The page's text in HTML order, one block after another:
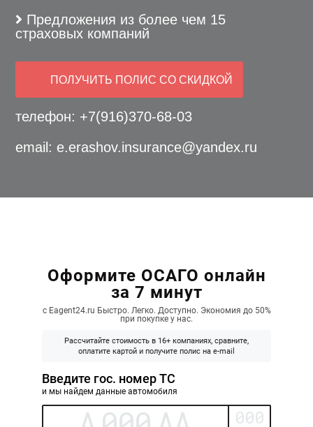
Предложения из более чем 15
страховых компаний
ПОЛУЧИТЬ ПОЛИС СО СКИДКОЙ
телефон: +7(916)370-68-03
email: e.erashov.insurance@yandex.ru